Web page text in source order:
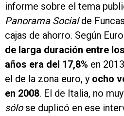
informe sobre el tema
Panorama Socialde
cajas de ahorro. Según
de larga duración entre
años era del 17,8% en
el de la zona euro, y ocho
en 2008. El de Italia, no
sólose duplicó en ese